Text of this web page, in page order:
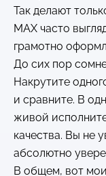
Так делают
MAX часто
грамотно
До сих пор
Накрутите
и сравните. В
живой
качества. Вы не
абсолютно
В общем, вот